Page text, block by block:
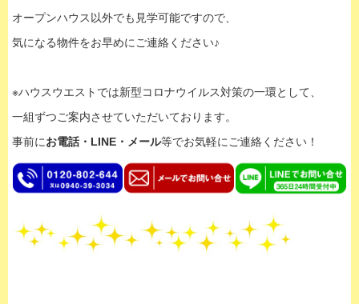
オープンハウス以外でも見学可能ですので、
気になる物件をお早めにご連絡ください♪
※ハウスウエストでは新型コロナウイルス対策の一環として、
一組ずつご案内させていただいております。
事前にお電話・LINE・メール等でお気軽にご連絡ください！